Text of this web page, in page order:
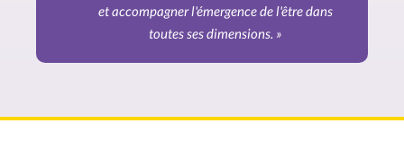
et accompagner l'émergence de l'être dans
toutes ses dimensions. »